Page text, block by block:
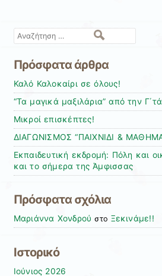
Αναζήτηση
Πρόσφατα άρθρα
Καλό Καλοκαίρι σε όλους!
“Τα μαγικά μαξιλάρια” από την
Μικροί επισκέπτες!
ΔΙΑΓΩΝΙΣΜΟΣ “ΠΑΙΧΝΙΔΙ &
Εκπαιδευτική εκδρομή: Πόλη και
και το σήμερα της Άμφισσας
Πρόσφατα σχόλια
Μαριάννα Χονδρού στοΞεκινάμε!!
Ιστορικό
Ιούνιος 2026